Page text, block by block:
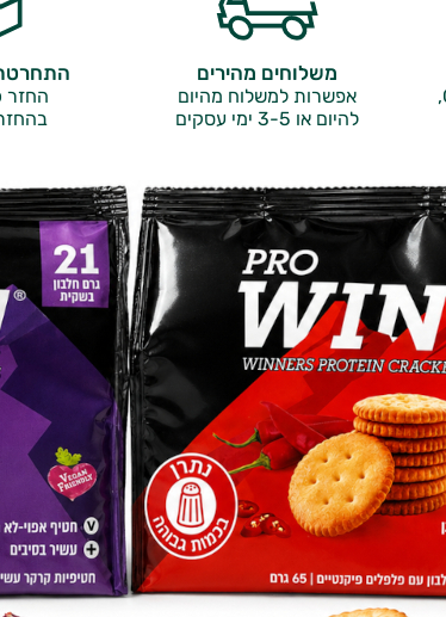
משלוחים מהירים
אפשרות למשלוח מהיום
להיום או 3-5 ימי עסקים
החזר